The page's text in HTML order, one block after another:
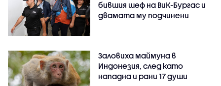
бившия шеф на ВиК-Бургас и
двамата му подчинени
Заловиха маймуна в
Индонезия, след като
нападна и рани 17 души